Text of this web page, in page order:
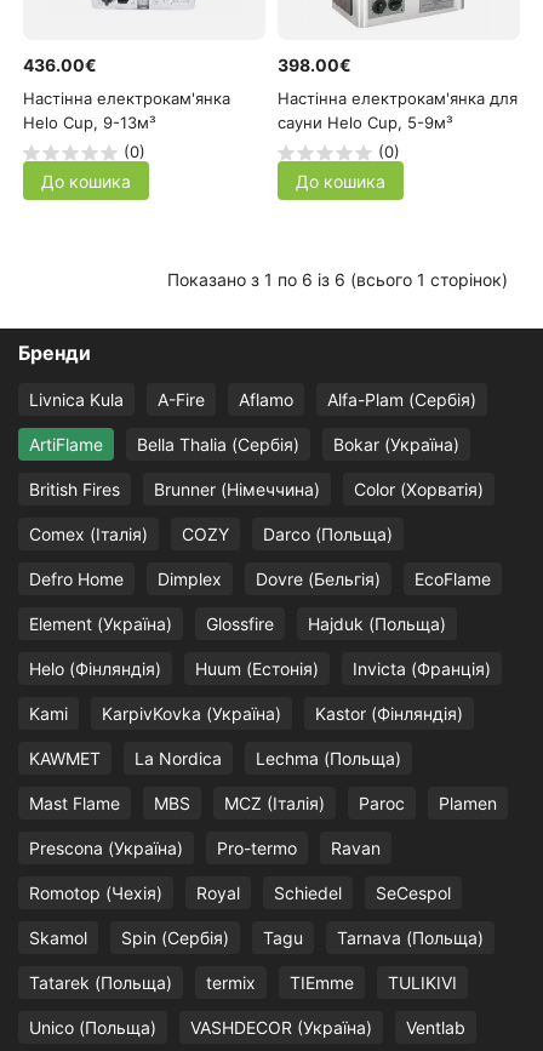
436.00€
Настінна електрокам'янка
Helo Cup, 9-13м³
(0)
До кошика
398.00€
Настінна електрокам'янка для
сауни Helo Cup, 5-9м³
(0)
До кошика
Показано з 1 по 6 із 6 (всього 1 сторінок)
Бренди
Livnica Kula A-Fire Aflamo Alfa-Plam (Сербія)
ArtiFlame Bella Thalia (Сербія) Bokar (Україна)
British Fires Brunner (Німеччина) Color (Хорватія)
Comex (Італія) COZY Darco (Польща)
Defro Home Dimplex Dovre (Бельгія) EcoFlame
Element (Україна) Glossfire Hajduk (Польща)
Helo (Фінляндія) Huum (Естонія) Invicta (Франція)
Kami KarpivKovka (Україна) Kastor (Фінляндія)
KAWMET La Nordica Lechma (Польща)
Mast Flame MBS MCZ (Італія) Paroc Plamen
Prescona (Україна) Pro-termo Ravan
Romotop (Чехія) Royal Schiedel SeCespol
Skamol Spin (Сербія) Tagu Tarnava (Польща)
Tatarek (Польща) termix TIEmme TULIKIVI
Unico (Польща) VASHDECOR (Україна) Ventlab